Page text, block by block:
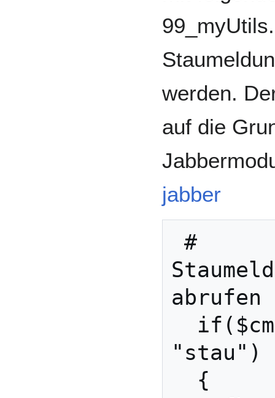
werden.
auf die
jabber
abrufen
"stau")